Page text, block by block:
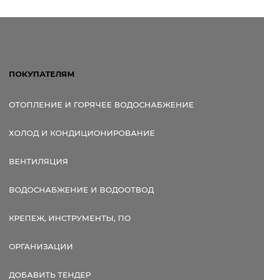
ПОКУПАТЕЛЯМ
ОТОПЛЕНИЕ И ГОРЯЧЕЕ ВОДОСНАБЖЕНИЕ
ХОЛОД И КОНДИЦИОНИРОВАНИЕ
ВЕНТИЛЯЦИЯ
ВОДОСНАБЖЕНИЕ И ВОДООТВОД
КРЕПЕЖ, ИНСТРУМЕНТЫ, ПО
ОРГАНИЗАЦИИ
ДОБАВИТЬ ТЕНДЕР